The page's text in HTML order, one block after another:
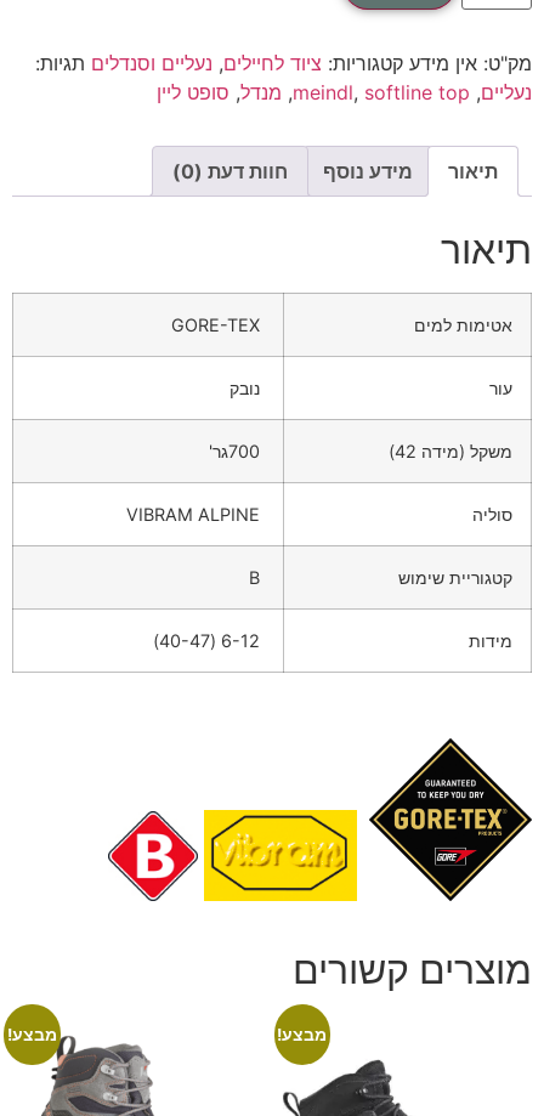
מק"ט: אין מידע קטגוריות: ציוד לחיילים, נעליים וסנדלים תגיות:
נעליים,
meindl, softline top
, מנדל, סופט ליין
תיאור מידע נוסף חוות דעת (0)
תיאור
אטימות למים
עור נובק
משקל (מידה 42)
סוליה
קטגוריית שימוש
מידות
מוצרים קשורים
מבצע! מבצע!